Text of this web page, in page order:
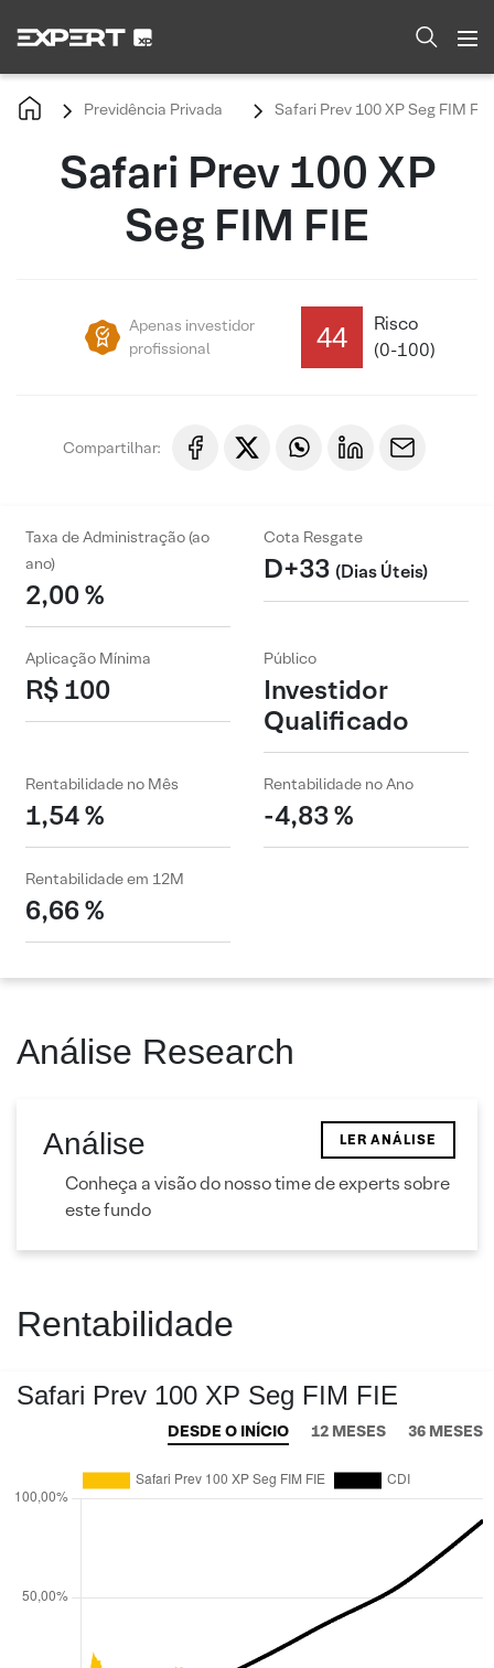
Previdência Privada Safari Prev 100 XP Seg FIM FIE
Safari Prev 100 XP
Seg FIM FIE
Apenas investidor
profissional
44
Risco
(0-100)
Compartilhar:
Taxa de Administração (ao
ano)
2,00 %
Cota Resgate
D+33 (Dias Úteis)
Aplicação Mínima
R$ 100
Público
Investidor
Qualificado
Rentabilidade no Mês
1,54 %
Rentabilidade no Ano
-4,83 %
Rentabilidade em 12M
6,66 %
Análise Research
Análise
Conheça a visão do nosso time de experts sobre
este fundo
LER ANÁLISE
Rentabilidade
Safari Prev 100 XP Seg FIM FIE
DESDE O INÍCIO 12 MESES 36 MESES